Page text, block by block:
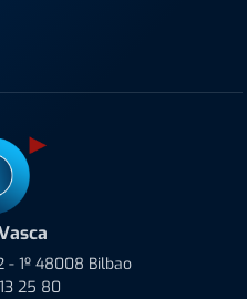
- 1º 48008 Bilbao
25 80